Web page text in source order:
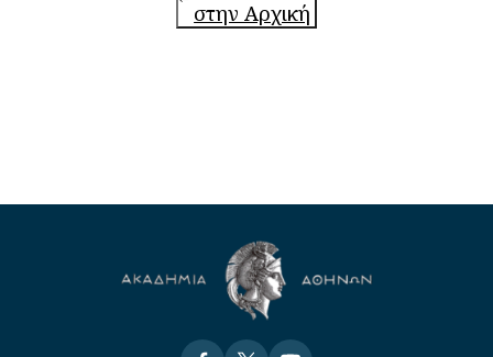
στην Αρχική